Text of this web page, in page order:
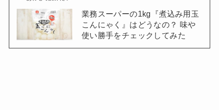
業務スーパーの1kg『煮込み用玉
こんにゃく』はどうなの？ 味や
使い勝手をチェックしてみた